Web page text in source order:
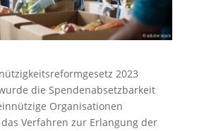
2023
die Spendenabsetzbarkeit
Organisationen
Verfahren zur Erlangung der